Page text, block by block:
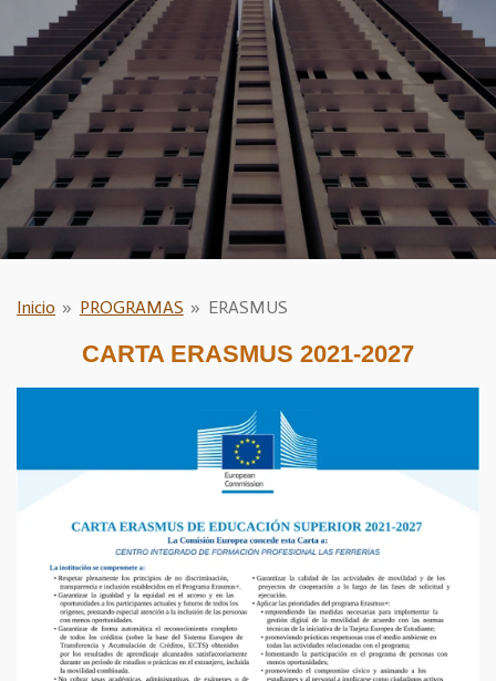
Inicio » PROGRAMAS » ERASMUS
CARTA ERASMUS 2021-2027